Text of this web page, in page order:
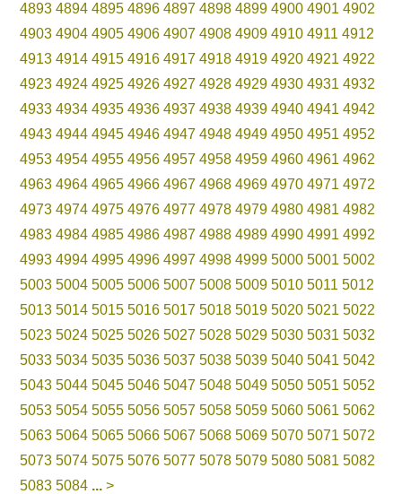
4893 4894 4895 4896 4897 4898 4899 4900 4901 4902
4903 4904 4905 4906 4907 4908 4909 4910 4911 4912
4913 4914 4915 4916 4917 4918 4919 4920 4921 4922
4923 4924 4925 4926 4927 4928 4929 4930 4931 4932
4933 4934 4935 4936 4937 4938 4939 4940 4941 4942
4943 4944 4945 4946 4947 4948 4949 4950 4951 4952
4953 4954 4955 4956 4957 4958 4959 4960 4961 4962
4963 4964 4965 4966 4967 4968 4969 4970 4971 4972
4973 4974 4975 4976 4977 4978 4979 4980 4981 4982
4983 4984 4985 4986 4987 4988 4989 4990 4991 4992
4993 4994 4995 4996 4997 4998 4999 5000 5001 5002
5003 5004 5005 5006 5007 5008 5009 5010 5011 5012
5013 5014 5015 5016 5017 5018 5019 5020 5021 5022
5023 5024 5025 5026 5027 5028 5029 5030 5031 5032
5033 5034 5035 5036 5037 5038 5039 5040 5041 5042
5043 5044 5045 5046 5047 5048 5049 5050 5051 5052
5053 5054 5055 5056 5057 5058 5059 5060 5061 5062
5063 5064 5065 5066 5067 5068 5069 5070 5071 5072
5073 5074 5075 5076 5077 5078 5079 5080 5081 5082
5083 5084 ... >